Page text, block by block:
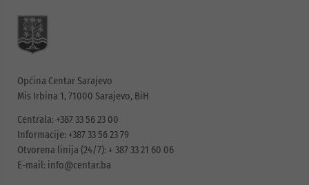
Općina Centar Sarajevo
Mis Irbina 1, 71000 Sarajevo, BiH
Centrala: +387 33 56 23 00
Informacije: +387 33 56 23 79
Otvorena linija (24/7): + 387 33 21 60 06
E-mail: info@centar.ba